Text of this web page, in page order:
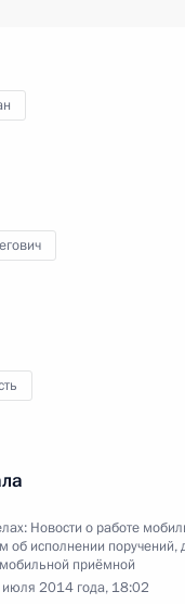
Новости о работе
об исполнении поручений,
приёмной
2014 года, 18:02